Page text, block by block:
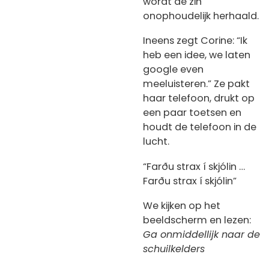
onophoudelijk herhaald.
Ineens zegt Corine: “Ik
heb een idee, we laten
google even
meeluisteren.” Ze pakt
haar telefoon, drukt op
een paar toetsen en
houdt de telefoon in de
lucht.
“Farðu strax í skjólin …
Farðu strax í skjólin”
We kijken op het
beeldscherm en lezen:
Ga onmiddellijk naar de
schuilkelders